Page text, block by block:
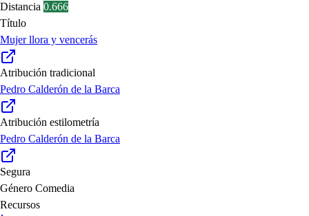
Distancia 0.666
Título
Mujer llora y vencerás
Atribución tradicional
Pedro Calderón de la Barca
Atribución estilometría
Pedro Calderón de la Barca
Segura
Género Comedia
Recursos